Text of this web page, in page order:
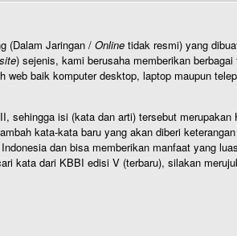
(Dalam Jaringan / Online tidak resmi) yang
) sejenis, kami berusaha memberikan
baik komputer desktop, laptop maupun
isi (kata dan arti) tersebut
kata-kata baru yang akan diberi
dan bisa memberikan manfaat yang
kata dari KBBI edisi V (terbaru), silakan